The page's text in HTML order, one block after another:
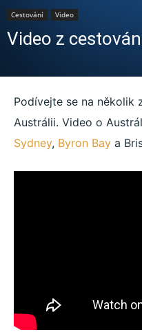
Cestování Video
Video z
Podívejte se na několik
Austrálii. Video o
Sydney, Byron Bay a